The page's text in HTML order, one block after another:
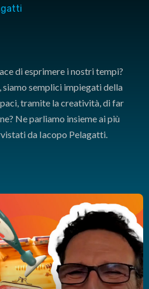
di esprimere i nostri tempi?
siamo semplici impiegati della
tramite la creatività, di far
Ne parliamo insieme ai più
da Iacopo Pelagatti.